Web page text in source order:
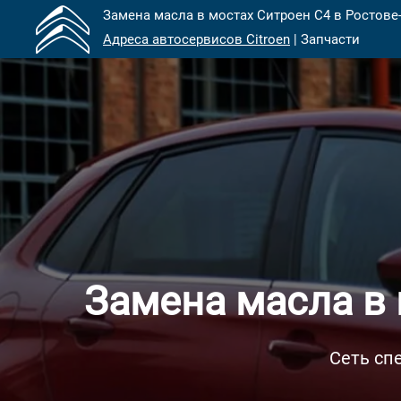
Замена масла в мостах Ситроен С4 в
Адреса автосервисов Citroen | Запчасти
Замена масла в
Сеть